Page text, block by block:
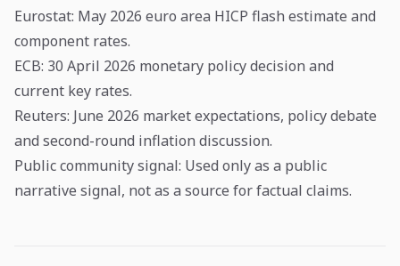
Eurostat: May 2026 euro area HICP flash estimate and
component rates.
ECB: 30 April 2026 monetary policy decision and
current key rates.
Reuters: June 2026 market expectations, policy debate
and second-round inflation discussion.
Public community signal: Used only as a public
narrative signal, not as a source for factual claims.